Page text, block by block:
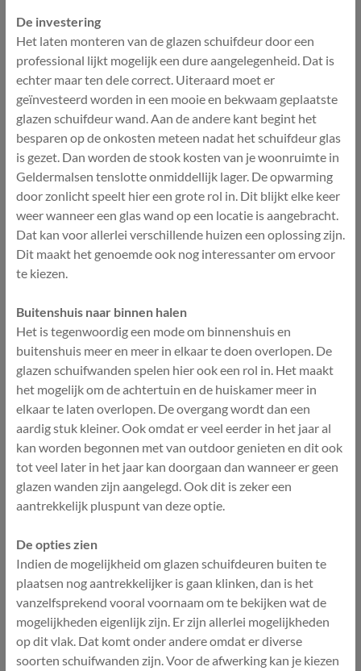
De investering
Het laten monteren van de glazen schuifdeur door een
professional lijkt mogelijk een dure aangelegenheid. Dat is
echter maar ten dele correct. Uiteraard moet er
geïnvesteerd worden in een mooie en bekwaam geplaatste
glazen schuifdeur wand. Aan de andere kant begint het
besparen op de onkosten meteen nadat het schuifdeur glas
is gezet. Dan worden de stook kosten van je woonruimte in
Geldermalsen tenslotte onmiddellijk lager. De opwarming
door zonlicht speelt hier een grote rol in. Dit blijkt elke keer
weer wanneer een glas wand op een locatie is aangebracht.
Dat kan voor allerlei verschillende huizen een oplossing zijn.
Dit maakt het genoemde ook nog interessanter om ervoor
te kiezen.
Buitenshuis naar binnen halen
Het is tegenwoordig een mode om binnenshuis en
buitenshuis meer en meer in elkaar te doen overlopen. De
glazen schuifwanden spelen hier ook een rol in. Het maakt
het mogelijk om de achtertuin en de huiskamer meer in
elkaar te laten overlopen. De overgang wordt dan een
aardig stuk kleiner. Ook omdat er veel eerder in het jaar al
kan worden begonnen met van outdoor genieten en dit ook
tot veel later in het jaar kan doorgaan dan wanneer er geen
glazen wanden zijn aangelegd. Ook dit is zeker een
aantrekkelijk pluspunt van deze optie.
De opties zien
Indien de mogelijkheid om glazen schuifdeuren buiten te
plaatsen nog aantrekkelijker is gaan klinken, dan is het
vanzelfsprekend vooral voornaam om te bekijken wat de
mogelijkheden eigenlijk zijn. Er zijn allerlei mogelijkheden
op dit vlak. Dat komt onder andere omdat er diverse
soorten schuifwanden zijn. Voor de afwerking kan je kiezen